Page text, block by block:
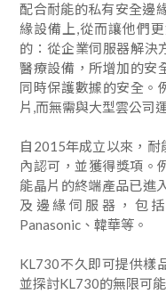
配合耐能的私有安全邊
緣設備上,從而讓他們
的：從企業伺服器解決
醫療設備，所增加的安
同時保護數據的安全。
片,而無需與大型雲公司
自2015年成立以來，耐
內認可，並獲得獎項。
能晶片的終端產品已進
及邊緣伺服器，包
Panasonic、韓華等。
KL730不久即可提供樣
並探討KL730的無限可